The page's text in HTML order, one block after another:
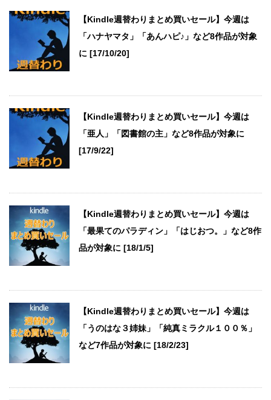
【Kindle週替わりまとめ買いセール】今週は
「ハナヤマタ」「あんハピ♪」など8作品が対象
に [17/10/20]
【Kindle週替わりまとめ買いセール】今週は
「亜人」「図書館の主」など8作品が対象に
[17/9/22]
【Kindle週替わりまとめ買いセール】今週は
「最果てのパラディン」「はじおつ。」など8作
品が対象に [18/1/5]
【Kindle週替わりまとめ買いセール】今週は
「うのはな３姉妹」「純真ミラクル１００％」
など7作品が対象に [18/2/23]